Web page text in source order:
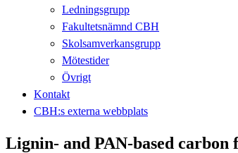
Ledningsgrupp
Fakultetsnämnd CBH
Skolsamverkansgrupp
Mötestider
Övrigt
Kontakt
CBH:s externa webbplats
Lignin- and PAN-based